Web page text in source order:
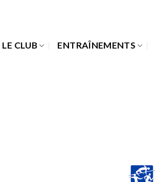
LE CLUB ENTRAÎNEMENTS